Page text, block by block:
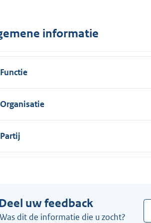
n
:
informatie
Functie
Organisatie
Partij
uw feedback
Was dit de informatie die u zocht?